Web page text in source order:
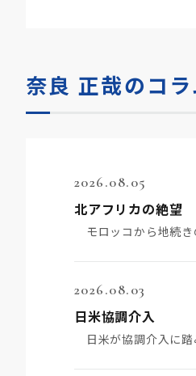
奈良 正哉のコラ
2026.08.05
北アフリカの絶望
2026.08.03
日米協調介入